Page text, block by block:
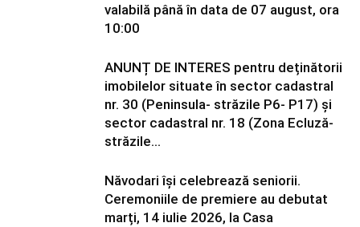
valabilă până în data de 07 august, ora
10:00
ANUNȚ DE INTERES pentru deținătorii
imobilelor situate în sector cadastral
nr. 30 (Peninsula- străzile P6- P17) și
sector cadastral nr. 18 (Zona Ecluză-
străzile...
Năvodari își celebrează seniorii.
Ceremoniile de premiere au debutat
marți, 14 iulie 2026, la Casa